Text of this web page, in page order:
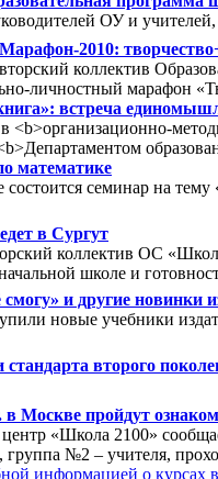
ОУ и
2010:
коллектив
личностный марафон
встреча
в <b>организационно-
математике
семинар на
в Сургут
коллектив ОС
школе и
смогу» и другие новинки
новые учебники
стандарта второго
в Москве пройдут
«Школа 2100»
№2 – учителя,
информацией о курсах